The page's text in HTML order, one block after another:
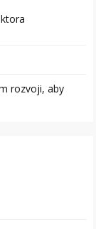
rozvoji, aby